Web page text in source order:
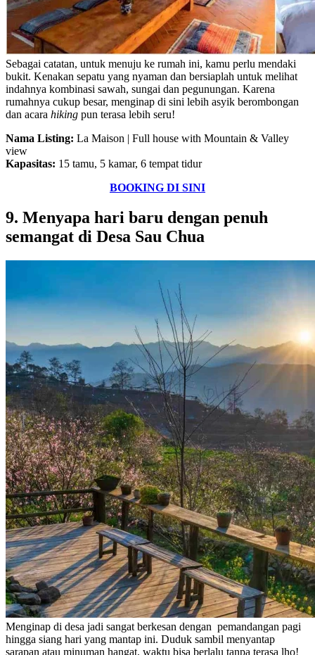
Sebagai catatan, untuk menuju ke rumah ini, kamu perlu mendaki
bukit. Kenakan sepatu yang nyaman dan bersiaplah untuk melihat
indahnya kombinasi sawah, sungai dan pegunungan. Karena
rumahnya cukup besar, menginap di sini lebih asyik berombongan
dan acara hiking pun terasa lebih seru!
Nama Listing: La Maison | Full house with Mountain & Valley
view
Kapasitas: 15 tamu, 5 kamar, 6 tempat tidur
BOOKING DI SINI
9. Menyapa hari baru dengan penuh
semangat di Desa Sau Chua
Menginap di desa jadi sangat berkesan dengan pemandangan pagi
hingga siang hari yang mantap ini. Duduk sambil menyantap
sarapan atau minuman hangat, waktu bisa berlalu tanpa terasa lho!